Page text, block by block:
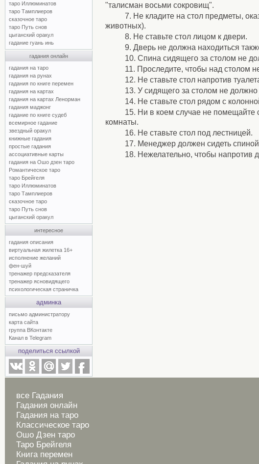
таро Иллюминатов
таро Тамплиеров
сказочное таро
таро Путь снов
цыганский оракул
гадание гуань инь
гадания онлайн
гадания на таро
гадания на рунах
гадания по книге перемен
гадания на картах
гадания на картах Ленорман
гадания маджонг
гадание по книге судеб
всемирное гадание
звездный оракул
книжные гадания
простые гадания
ассоциативные карты
гадания на Ошо дзен таро
Романтическое таро
таро Брейгеля
таро Иллюминатов
таро Тамплиеров
сказочное таро
таро Путь снов
цыганский оракул
интересное
гадания описания
виртуальная жилетка 16+
исполнение желаний
фен-шуй
тренажер предсказателя
тренажер ясновидящего
психологическая страничка
админка
письмо администратору
карта сайта
группа ВКонтакте
Канал в Telegram
поделиться ссылкой
"талисман восьми сокровищ".
7. Не кладите на стол предметы,
животных).
8. Не ставьте стол лицом к двери.
9. Дверь не должна находиться
10. Спина сидящего за столом не
11. Проследите, чтобы над столом
12. Не ставьте стол напротив
13. У сидящего за столом не должно
14. Не ставьте стол рядом с
15. Ни в коем случае не помещайте
комнаты.
16. Не ставьте стол под лестницей.
17. Менеджер должен сидеть
18. Нежелательно, чтобы напротив
все Гадания
Гадания онлайн
Гадания на таро
Классическое таро
Ошо Дзен таро
Таро Брейгеля
Книга перемен